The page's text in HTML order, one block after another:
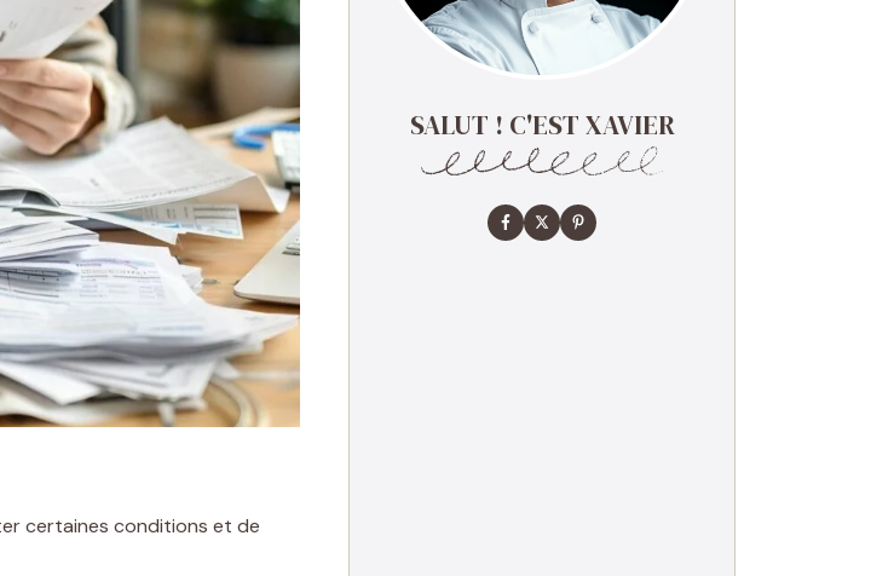
certaines conditions et de
SALUT ! C'EST XAVIER